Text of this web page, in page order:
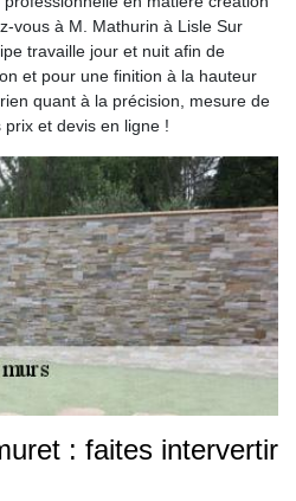
vous à M. Mathurin à Lisle Sur
travaille jour et nuit afin de
et pour une finition à la hauteur
quant à la précision, mesure de
et devis en ligne !
: faites intervertir